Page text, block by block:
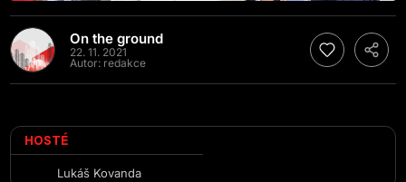
On the ground
22. 11. 2021
Autor: redakce
HOSTÉ
Lukáš Kovanda